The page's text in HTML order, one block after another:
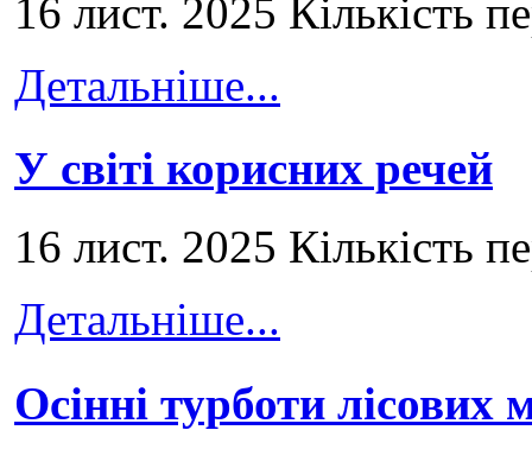
16 лист. 2025 Кількість
Детальніше...
У світі корисних речей
16 лист. 2025 Кількість
Детальніше...
Осінні турботи лісових